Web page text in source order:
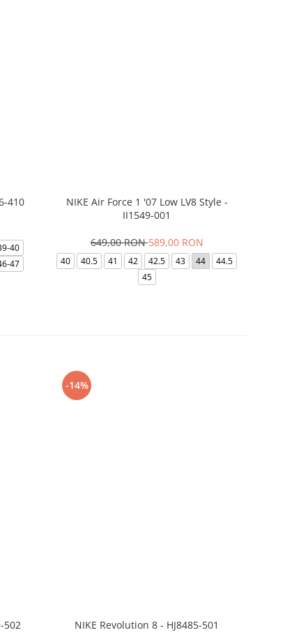
410
40
47
NIKE Air Force 1 '07 Low LV8 Style -
II1549-001
649,00 RON589,00 RON
40 40.5 41 42 42.5 43 44
44.5
45
502
-14%
NIKE Revolution 8 - HJ8485-501